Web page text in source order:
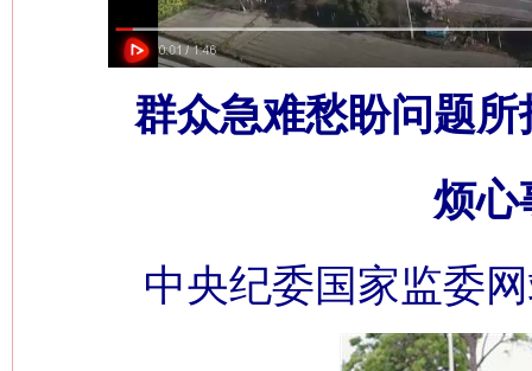
群众急难愁盼问题
烦心
中央纪委国家监委